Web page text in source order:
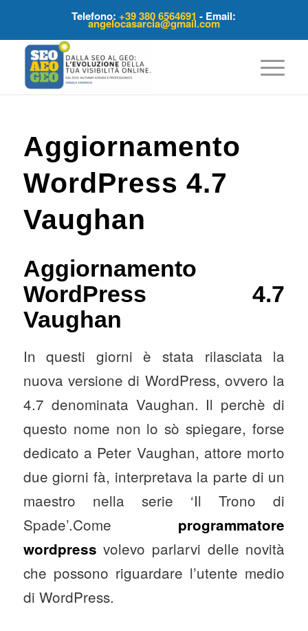
Telefono:+39 380 6564691 - Email:
angelocasarcia@gmail.com
Aggiornamento
WordPress 4.7
Vaughan
Aggiornamento
WordPress 4.7
Vaughan
In questi giorni è stata rilasciata la
nuova versione di WordPress, ovvero la
4.7 denominata Vaughan. Il perchè di
questo nome non lo sò spiegare, forse
dedicato a Peter Vaughan, attore morto
due giorni fà, interpretava la parte di un
maestro nella serie ‘Il Trono di
Spade’.Come programmatore
wordpress volevo parlarvi delle novità
che possono riguardare l’utente medio
di WordPress.